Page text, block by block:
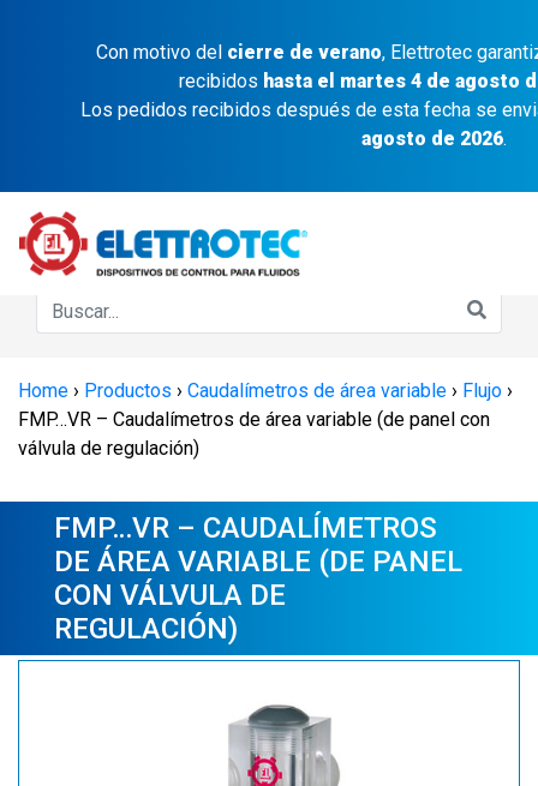
Con motivo del cierre de verano, Elettrotec
recibidos hasta el martes 4 de agosto
Los pedidos recibidos después de esta fecha se
agosto de 2026.
Home › Productos › Caudalímetros de área variable › Flujo ›
FMP…VR – Caudalímetros de área variable (de panel con
válvula de regulación)
FMP…VR – CAUDALÍMETROS
DE ÁREA VARIABLE (DE PANEL
CON VÁLVULA DE
REGULACIÓN)